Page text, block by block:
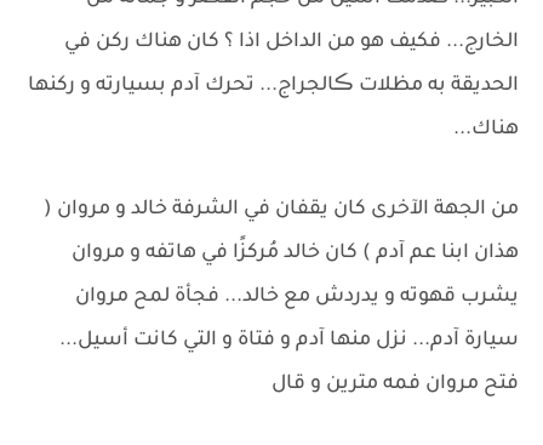
الخارج... فكيف هو من الداخل اذا ؟ كان هناك ركن في
الحديقة به مظلات ڪالجراج... تحرك آدم بسيارته و ركنها
هناك...
من الجهة الآخرى كان يقفان في الشرفة خالد و مروان (
هذان ابنا عم آدم ) كان خالد مُركزًا في هاتفه و مروان
يشرب قهوته و يدردش مع خالد... فجأة لمح مروان
سيارة آدم... نزل منها آدم و فتاة و التي كانت أسيل...
فتح مروان فمه مترين و قال